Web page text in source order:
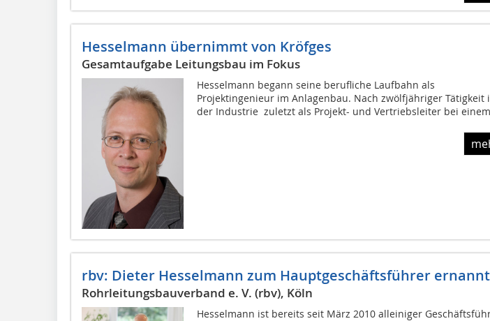
Hesselmann übernimmt von Kröfges
Gesamtaufgabe Leitungsbau im Fokus
Hesselmann begann seine berufliche Laufbahn als
Projektingenieur im Anlagenbau. Nach zwölfjähriger Tätigkeit
der Industrie  zuletzt als Projekt- und Vertriebsleiter bei
rbv: Dieter Hesselmann zum Hauptgeschäftsführer ernannt
Rohrleitungsbauverband e. V. (rbv), Köln
Hesselmann ist bereits seit März 2010 alleiniger